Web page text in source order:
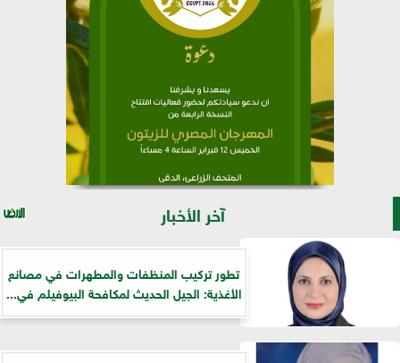
آخر الأخبار
تطور تركيب المنظفات والمطهرات في مصانع
الأغذية: الجيل الحديث لمكافحة البيوفيلم في...